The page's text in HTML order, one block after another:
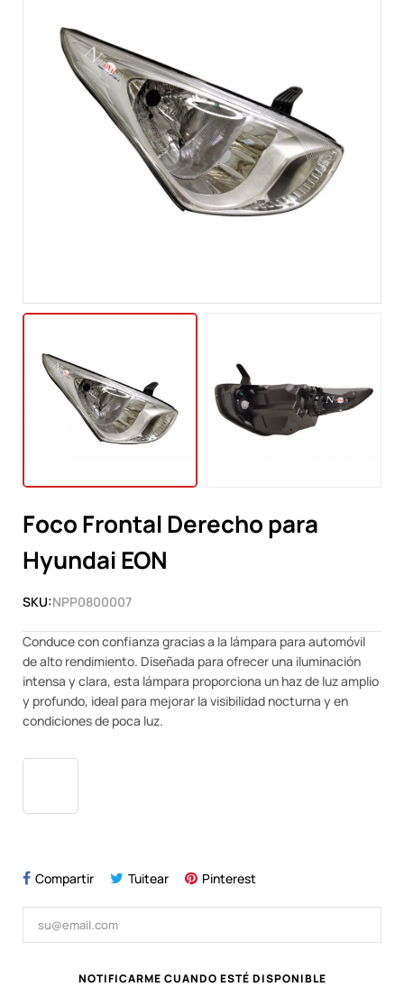
Foco Frontal Derecho para
Hyundai EON
SKU:NPP0800007
Conduce con confianza gracias a la lámpara para automóvil
de alto rendimiento. Diseñada para ofrecer una iluminación
intensa y clara, esta lámpara proporciona un haz de luz amplio
y profundo, ideal para mejorar la visibilidad nocturna y en
condiciones de poca luz.
Compartir Tuitear Pinterest
NOTIFICARME CUANDO ESTÉ DISPONIBLE